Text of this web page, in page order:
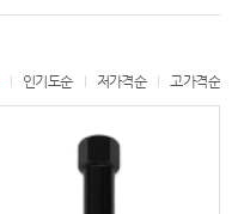
인기도순 저가격순 고가격순